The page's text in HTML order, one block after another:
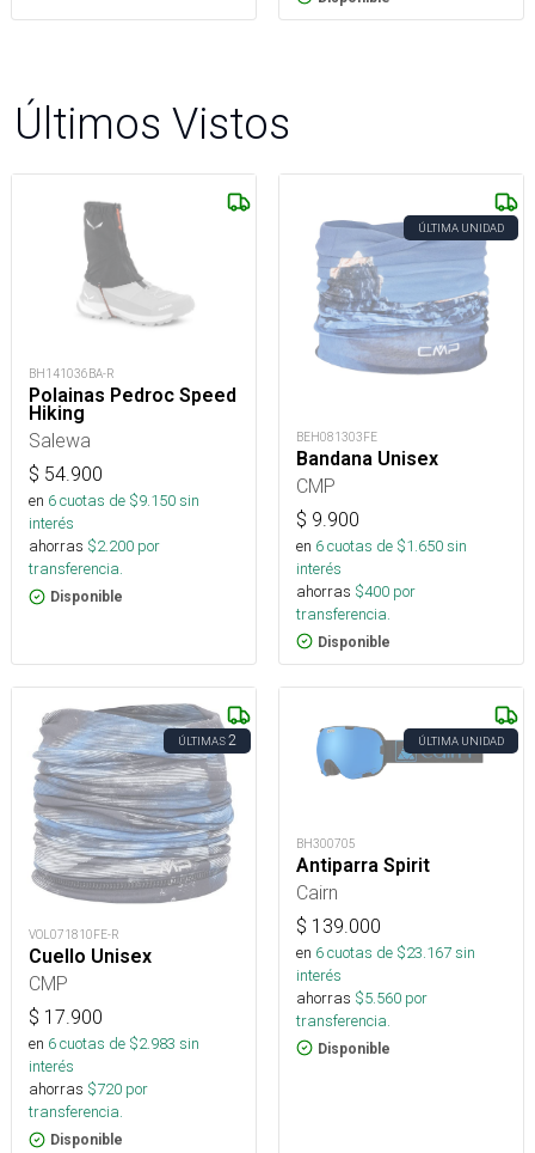
Últimos Vistos
BH141036BA-R
Polainas Pedroc Speed
Hiking
Salewa
$ 54.900
en 6cuotas de $9.150sin
interés
ahorras $2.200 por
transferencia.
Disponible
ÚLTIMA UNIDAD
BEH081303FE
Bandana Unisex
CMP
$ 9.900
en 6cuotas de $1.650sin
interés
ahorras $400 por
transferencia.
Disponible
ÚLTIMAS2
VOL071810FE-R
Cuello Unisex
CMP
$ 17.900
en 6cuotas de $2.983 sin
interés
ahorras $720 por
transferencia.
Disponible
ÚLTIMA UNIDAD
BH300705
Antiparra Spirit
Cairn
$ 139.000
en 6cuotas de $23.167sin
interés
ahorras $5.560 por
transferencia.
Disponible